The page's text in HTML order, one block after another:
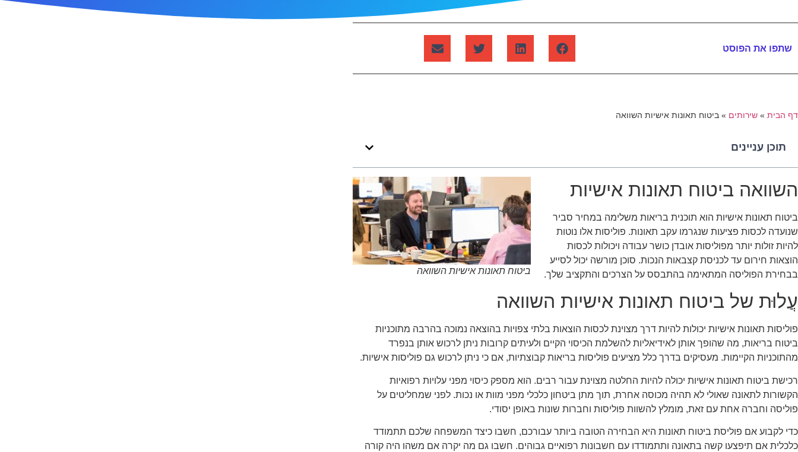
שתפו את הפוסט
דף הבית » שירותים » ביטוח תאונות אישיות השוואה
תוכן עניינים
ביטוח תאונות אישיות השוואה
השוואה ביטוח תאונות אישיות
ביטוח תאונות אישיות הוא תוכנית בריאות משלימה במחיר סביר
שנועדה לכסות פציעות שנגרמו עקב תאונות. פוליסות אלו נוטות
להיות זולות יותר מפוליסות אובדן כושר עבודה ויכולות לכסות
הוצאות חירום עד לכניסת קצבאות הנכות. סוכן מורשה יכול לסייע
בבחירת הפוליסה המתאימה בהתבסס על הצרכים והתקציב שלך.
עֲלוּת של ביטוח תאונות אישיות השוואה
פוליסות תאונות אישיות יכולות להיות דרך מצוינת לכסות הוצאות בלתי צפויות בהוצאה נמוכה בהרבה מתוכניות
ביטוח בריאות, מה שהופך אותן לאידיאליות להשלמת הכיסוי הקיים ולעיתים קרובות ניתן לרכוש אותן בנפרד
מהתוכניות הקיימות. מעסיקים בדרך כלל מציעים פוליסות בריאות קבוצתיות, אם כי ניתן לרכוש גם פוליסות אישיות.
רכישת ביטוח תאונות אישיות יכולה להיות החלטה מצוינת עבור רבים. הוא מספק כיסוי מפני עלויות רפואיות
הקשורות לתאונה שאולי לא תהיה מכוסה אחרת, תוך מתן ביטחון כלכלי מפני מוות או נכות. לפני שמחליטים על
פוליסה וחברה אחת עם זאת, מומלץ להשוות פוליסות וחברות שונות באופן יסודי.
כדי לקבוע אם פוליסת ביטוח תאונות היא הבחירה הטובה ביותר עבורכם, חשבו כיצד המשפחה שלכם תתמודד
כלכלית אם תיפצעו קשה בתאונה ותתמודדו עם חשבונות רפואיים גבוהים. חשבו גם מה יקרה אם משהו היה קורה